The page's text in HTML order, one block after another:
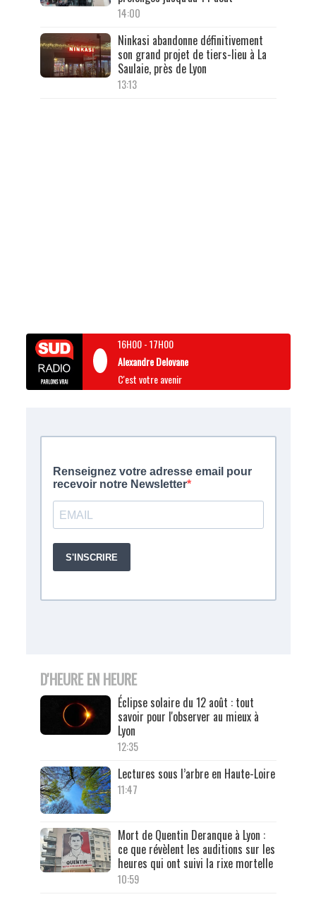
14:00
Ninkasi abandonne définitivement
son grand projet de tiers-lieu à La
Saulaie, près de Lyon
13:13
16H00-17H00
Alexandre Delovane
C'est votre avenir
D'HEURE EN HEURE
Éclipse solaire du 12 août : tout
savoir pour l'observer au mieux à
Lyon
12:35
Lectures sous l’arbre en Haute-Loire
11:47
Mort de Quentin Deranque à Lyon :
ce que révèlent les auditions sur les
heures qui ont suivi la rixe mortelle
10:59